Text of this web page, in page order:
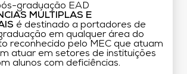
graduação EAD
MÚLTIPLAS E
é destinado a portadores de
em qualquer área do
reconhecido pelo MEC que atuam
atuar em setores de instituições
alunos com deficiências.